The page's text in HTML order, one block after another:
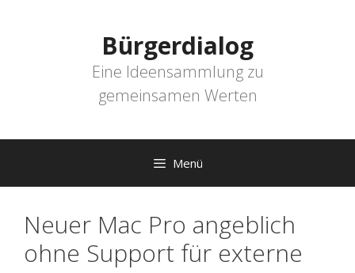
Bürgerdialog
Eine Ideensammlung zu
gemeinsamen Werten
Menü
Neuer Mac Pro angeblich
ohne Support für externe